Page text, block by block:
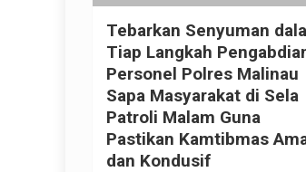
Tebarkan Senyuman
Tiap Langkah
Personel Polres Malinau
Sapa Masyarakat di Sela
Patroli Malam Guna
Pastikan Kamtibmas
dan Kondusif